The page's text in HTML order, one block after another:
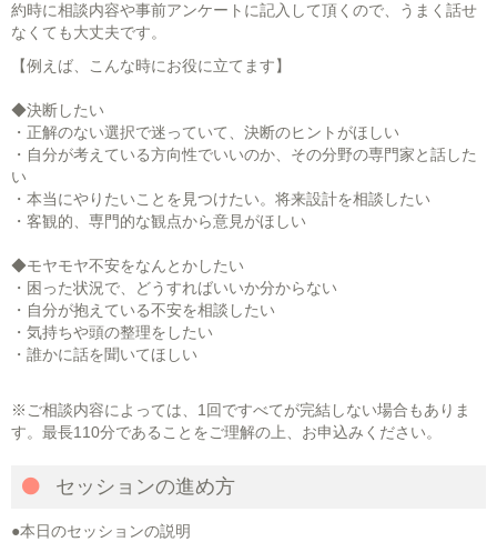
約時に相談内容や事前アンケートに記入して頂くので、うまく話せ
なくても大丈夫です。
【例えば、こんな時にお役に立てます】
◆決断したい
・正解のない選択で迷っていて、決断のヒントがほしい
・自分が考えている方向性でいいのか、その分野の専門家と話した
い
・本当にやりたいことを見つけたい。将来設計を相談したい
・客観的、専門的な観点から意見がほしい
◆モヤモヤ不安をなんとかしたい
・困った状況で、どうすればいいか分からない
・自分が抱えている不安を相談したい
・気持ちや頭の整理をしたい
・誰かに話を聞いてほしい
※ご相談内容によっては、1回ですべてが完結しない場合もありま
す。最長110分であることをご理解の上、お申込みください。
セッションの進め方
●本日のセッションの説明